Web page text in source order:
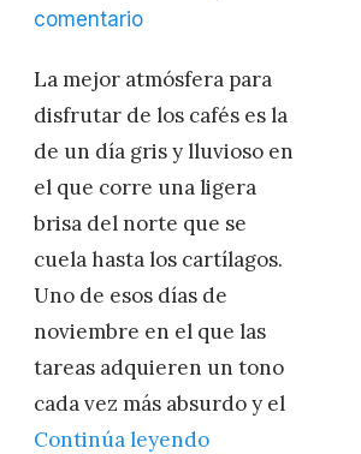
comentario
La mejor atmósfera para
disfrutar de los cafés es la
de un día gris y lluvioso en
el que corre una ligera
brisa del norte que se
cuela hasta los cartílagos.
Uno de esos días de
noviembre en el que las
tareas adquieren un tono
cada vez más absurdo y el
Continúa leyendo